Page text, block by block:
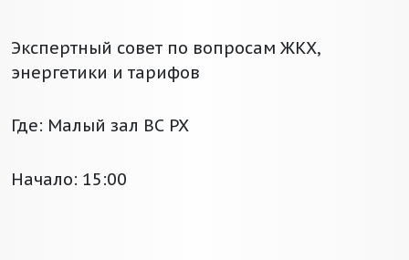
Экспертный совет по вопросам ЖКХ,
энергетики и тарифов
Где: Малый зал ВС РХ
Начало: 15:00